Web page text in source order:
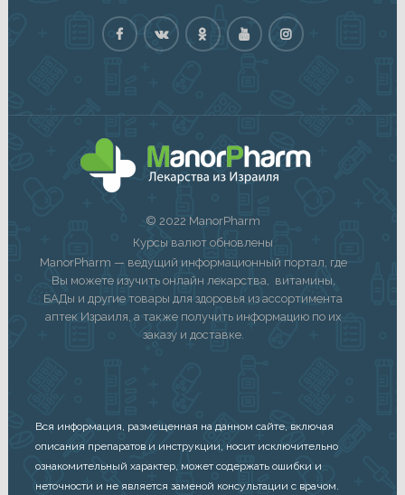
© 2022 ManorPharm
Курсы валют обновлены
ManorPharm — ведущий информационный портал, где
Вы можете изучить онлайн лекарства, витамины,
БАДы и другие товары для здоровья из ассортимента
аптек Израиля, а также получить информацию по их
заказу и доставке.
Вся информация, размещенная на данном сайте, включая
описания препаратов и инструкции, носит исключительно
ознакомительный характер, может содержать ошибки и
неточности и не является заменой консультации с врачом.